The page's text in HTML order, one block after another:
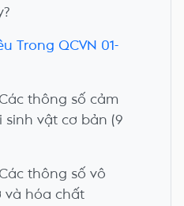
Trong QCVN 01-
thông số cảm
sinh vật cơ bản (9
thông số vô
và hóa chất